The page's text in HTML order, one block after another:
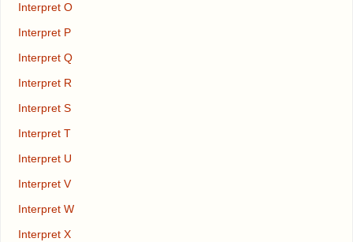
Interpret O
Interpret P
Interpret Q
Interpret R
Interpret S
Interpret T
Interpret U
Interpret V
Interpret W
Interpret X